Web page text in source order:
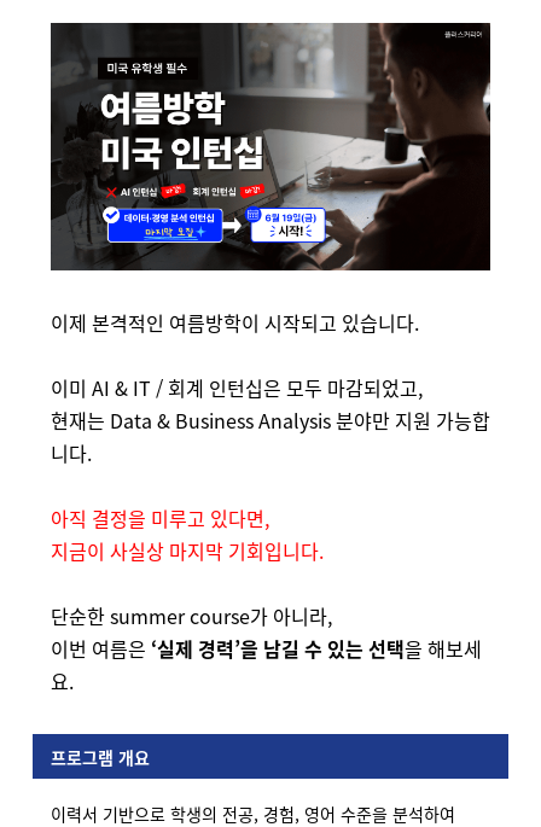
이제 본격적인 여름방학이 시작되고 있습니다.
이미 AI & IT / 회계 인턴십은 모두 마감되었고,
현재는 Data & Business Analysis 분야만 지원 가능합
니다.
아직 결정을 미루고 있다면,
지금이 사실상 마지막 기회입니다.
단순한 summer course가 아니라,
이번 여름은 ‘실제 경력’을 남길 수 있는 선택을 해보세
요.
프로그램 개요
이력서 기반으로 학생의 전공, 경험, 영어 수준을 분석하여